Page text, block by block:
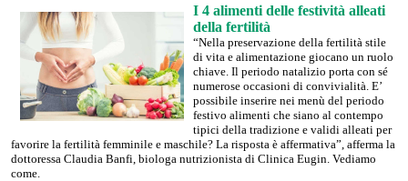
I 4 alimenti delle festività alleati
della fertilità
“Nella preservazione della fertilità stile
di vita e alimentazione giocano un ruolo
chiave. Il periodo natalizio porta con sé
numerose occasioni di convivialità. E’
possibile inserire nei menù del periodo
festivo alimenti che siano al contempo
tipici della tradizione e validi alleati per
favorire la fertilità femminile e maschile? La risposta è affermativa”, afferma la
dottoressa Claudia Banfi, biologa nutrizionista di Clinica Eugin. Vediamo
come.